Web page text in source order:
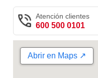
Atención clientes
600 500 0101
Abrir en Maps ↗